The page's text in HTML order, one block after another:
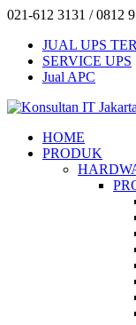
021-612 3131 / 0812
JUAL UPS
SERVICE UPS
Jual APC
HOME
PRODUK